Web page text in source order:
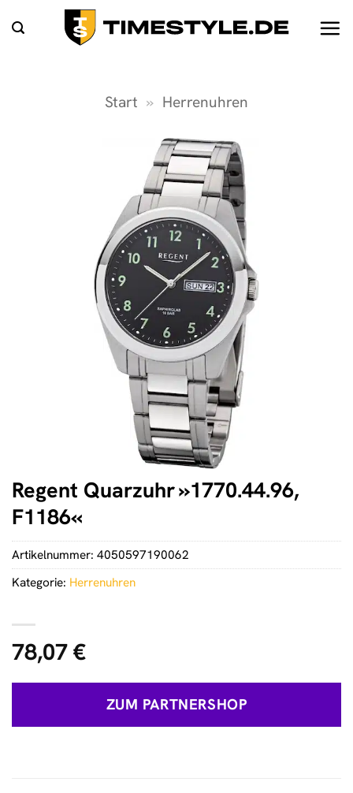
Inhalt
Start » Herrenuhren
Regent Quarzuhr »1770.44.96,
F1186«
78,07€
ZUM PARTNERSHOP
Artikelnummer: 4050597190062
Kategorie: Herrenuhren